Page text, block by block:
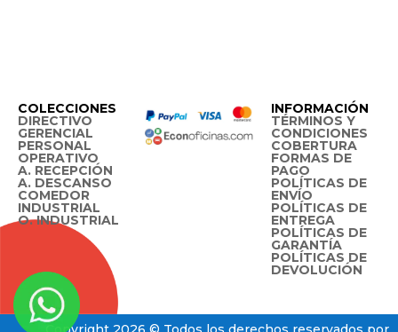
COLECCIONES
DIRECTIVO
GERENCIAL
PERSONAL
OPERATIVO
A. RECEPCIÓN
A. DESCANSO
COMEDOR
INDUSTRIAL
O. INDUSTRIAL
INFORMACIÓN
TÉRMINOS Y
CONDICIONES
COBERTURA
FORMAS DE
PAGO
POLÍTICAS DE
ENVÍO
POLÍTICAS DE
ENTREGA
POLÍTICAS DE
GARANTÍA
POLÍTICAS DE
DEVOLUCIÓN